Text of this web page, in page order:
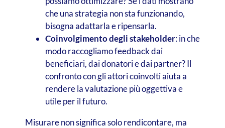
che una strategia non sta funzionando,
bisogna adattarla e ripensarla.
Coinvolgimento degli stakeholder: in che
modo raccogliamo feedback dai
beneficiari, dai donatori e dai partner? Il
confronto con gli attori coinvolti aiuta a
rendere la valutazione più oggettiva e
utile per il futuro.
Misurare non significa solo rendicontare, ma